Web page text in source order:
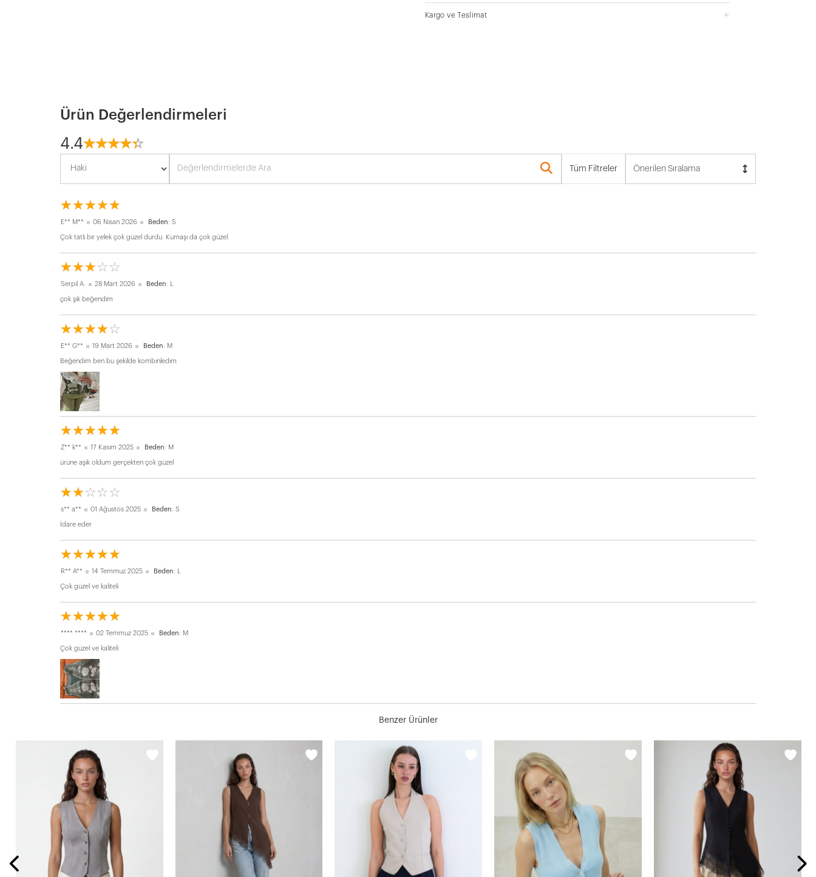
Kargo ve Teslimat
Ürün Değerlendirmeleri
4.4☆☆☆☆☆
★★★★★
Tüm Filtreler Önerilen Sıralama
☆☆☆☆☆
★★★★★
E** M** 06 Nisan 2026 Beden: S
Çok tatlı bir yelek çok güzel durdu. Kumaşı da çok güzel.
☆☆☆☆☆
★★★★★
Serpil A. 28 Mart 2026 Beden: L
çok şık beğendim
☆☆☆☆☆
★★★★★
E** G** 19 Mart 2026 Beden: M
Beğendim ben bu şekilde kombinledim
☆☆☆☆☆
★★★★★
Z** k** 17 Kasım 2025 Beden: M
ürüne aşık oldum gerçekten çok güzel
☆☆☆☆☆
★★★★★
s** a** 01 Ağustos 2025 Beden: S
İdare eder
☆☆☆☆☆
★★★★★
R** A** 14 Temmuz 2025 Beden: L
Çok güzel ve kaliteli
☆☆☆☆☆
★★★★★
**** **** 02 Temmuz 2025 Beden: M
Çok güzel ve kaliteli
Benzer Ürünler